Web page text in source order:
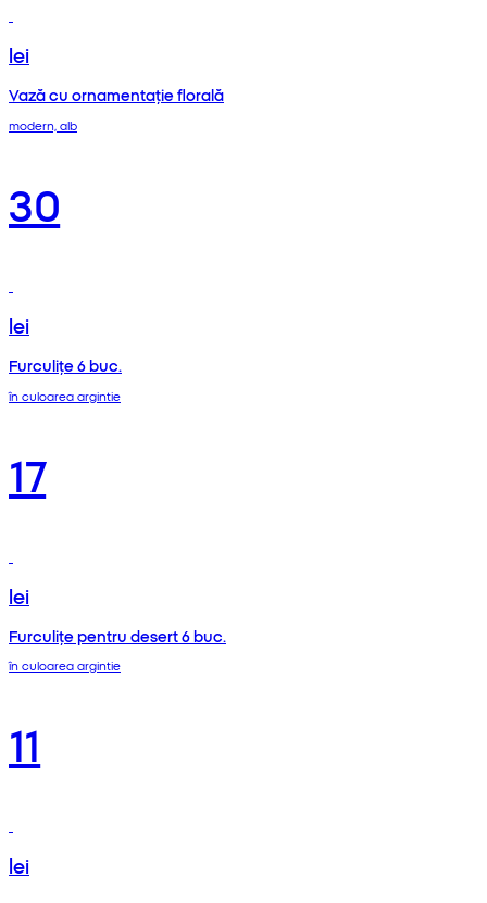
lei
Vază cu ornamentație florală
modern, alb
30
lei
Furculițe 6 buc.
în culoarea argintie
17
lei
Furculițe pentru desert 6 buc.
în culoarea argintie
11
lei